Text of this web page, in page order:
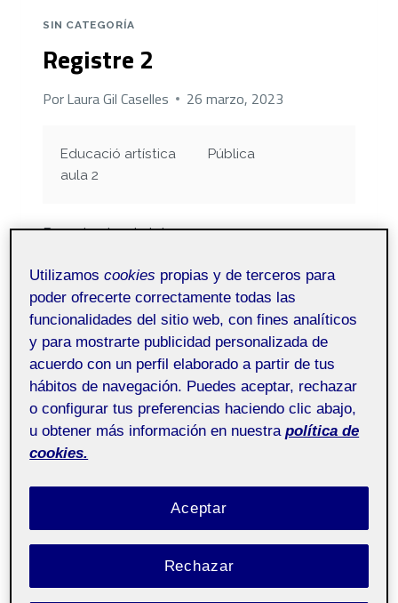
SIN CATEGORÍA
Registre 2
PorLaura Gil Caselles 26 marzo, 2023
Educació artística
aula 2
Pública
Bona tarda a tots!
nombrosos beneficis al desenvolupament
integral i al potencial de cada nen per
múltiples motius.
La dansa és un art que utilitza el cos en
moviment com a llenguatge expressiu….
LEER MÁS REGISTRE
2
Relat de l´educació artística
PorLaura Gil Caselles 19 marzo, 2023
Utilizamoscookies propias y de terceros para
poder ofrecerte correctamente todas las
funcionalidades del sitio web, con fines analíticos
y para mostrarte publicidad personalizada de
acuerdo con un perfil elaborado a partir de tus
hábitos de navegación. Puedes aceptar, rechazar
o configurar tus preferencias haciendo clic abajo,
u obtener más información en nuestra política de
cookies.
Rechazar
Aceptar